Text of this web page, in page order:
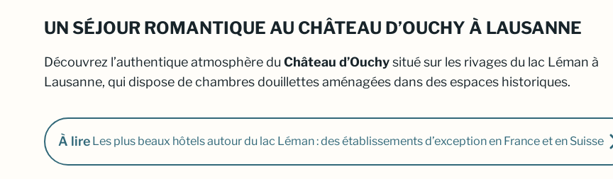
UN SÉJOUR ROMANTIQUE AU CHÂTEAU D’OUCHY À LAUSANNE
Découvrez l’authentique atmosphère du Château d’Ouchysitué sur les rivages du lac Léman à
Lausanne, qui dispose de chambres douillettes aménagées dans des espaces historiques.
À lire Les plus beaux hôtels autour du lac Léman : des établissements d’exception en France et en Suisse